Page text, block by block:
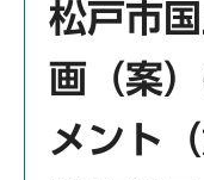
松戸市
画（案
メント